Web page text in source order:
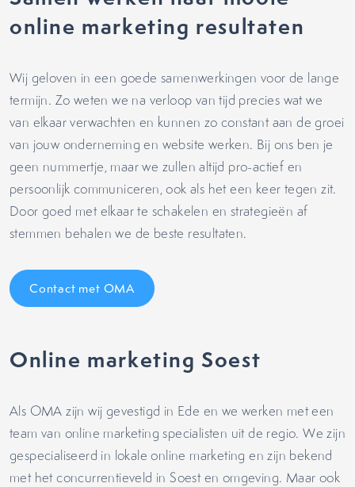
online marketing resultaten
Wij geloven in een goede samenwerkingen voor de lange
termijn. Zo weten we na verloop van tijd precies wat we
van elkaar verwachten en kunnen zo constant aan de groei
van jouw onderneming en website werken. Bij ons ben je
geen nummertje, maar we zullen altijd pro-actief en
persoonlijk communiceren, ook als het een keer tegen zit.
Door goed met elkaar te schakelen en strategieën af
stemmen behalen we de beste resultaten.
Contact met OMA
Online marketing Soest
Als OMA zijn wij gevestigd in Ede en we werken met een
team van online marketing specialisten uit de regio. We zijn
gespecialiseerd in lokale online marketing en zijn bekend
met het concurrentieveld in Soest en omgeving. Maar ook